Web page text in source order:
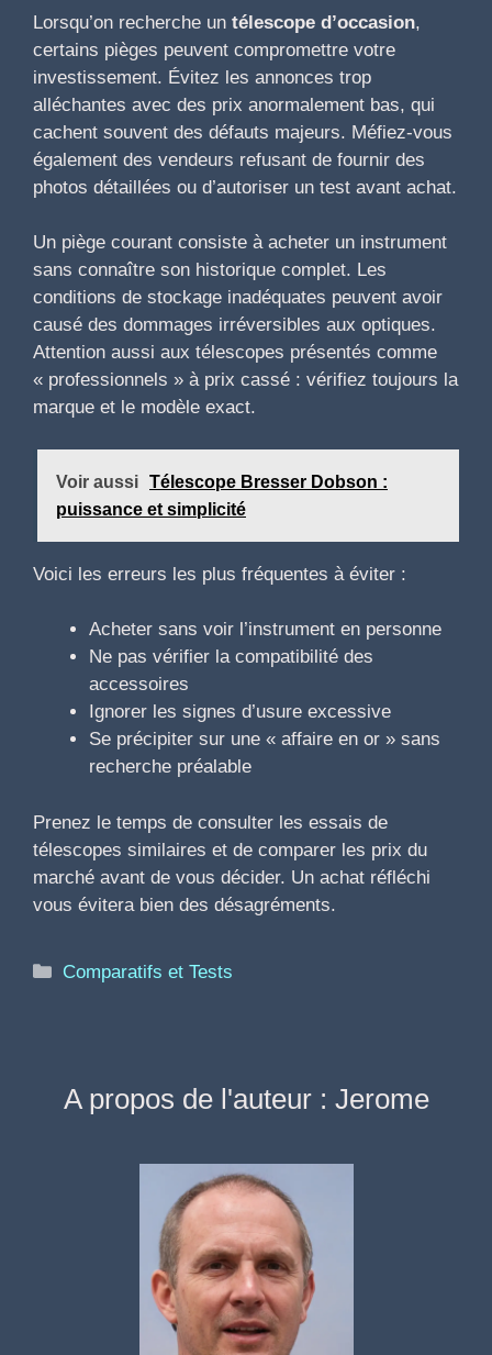
Lorsqu’on recherche un télescope d’occasion,
certains pièges peuvent compromettre votre
investissement. Évitez les annonces trop
alléchantes avec des prix anormalement bas, qui
cachent souvent des défauts majeurs. Méfiez-vous
également des vendeurs refusant de fournir des
photos détaillées ou d’autoriser un test avant achat.
Un piège courant consiste à acheter un instrument
sans connaître son historique complet. Les
conditions de stockage inadéquates peuvent avoir
causé des dommages irréversibles aux optiques.
Attention aussi aux télescopes présentés comme
« professionnels » à prix cassé : vérifiez toujours la
marque et le modèle exact.
Voir aussi Télescope Bresser Dobson :
puissance et simplicité
Voici les erreurs les plus fréquentes à éviter :
Acheter sans voir l’instrument en personne
Ne pas vérifier la compatibilité des
accessoires
Ignorer les signes d’usure excessive
Se précipiter sur une « affaire en or » sans
recherche préalable
Prenez le temps de consulter les essais de
télescopes similaires et de comparer les prix du
marché avant de vous décider. Un achat réfléchi
vous évitera bien des désagréments.
Catégories
Comparatifs et Tests
A propos de l'auteur : Jerome